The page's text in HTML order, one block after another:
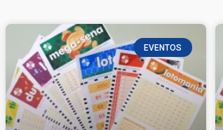
EVENTOS